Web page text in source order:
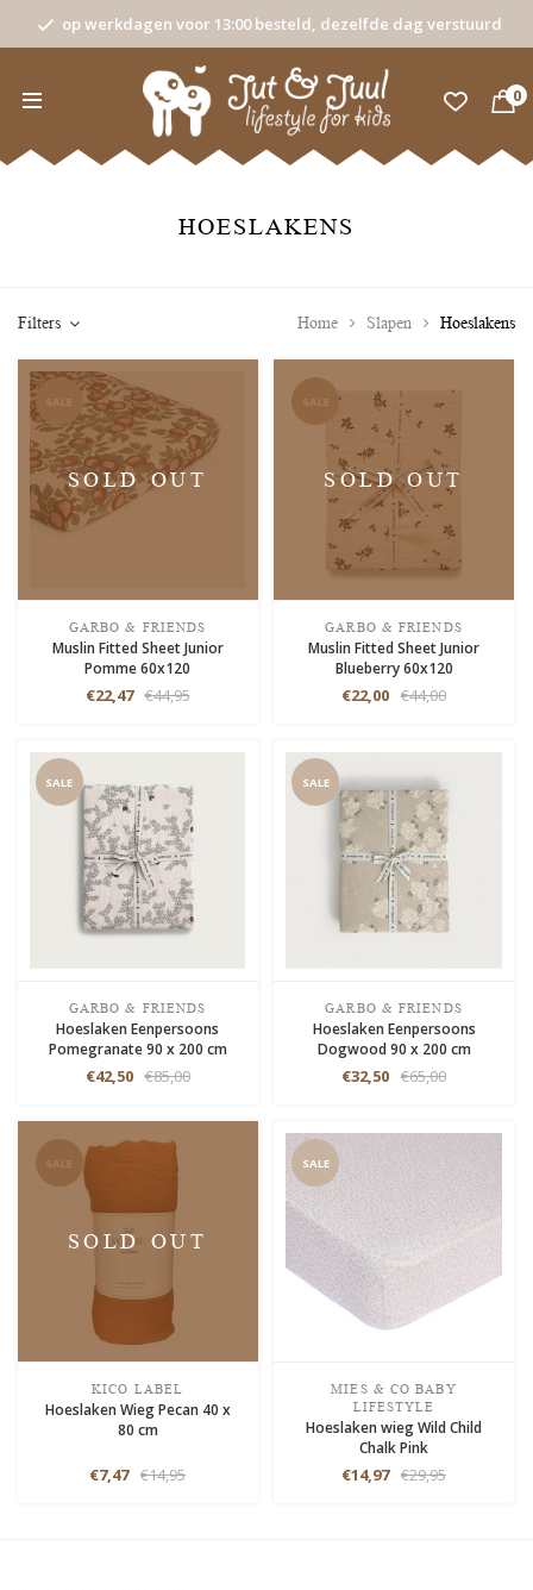
op werkdagen voor 13:00 besteld, dezelfde dag verstuurd
0
HOESLAKENS
Filters Home Slapen Hoeslakens
SALE
SOLD OUT
GARBO & FRIENDS
Muslin Fitted Sheet Junior
Pomme 60x120
€22,47 €44,95
SALE
SOLD OUT
GARBO & FRIENDS
Muslin Fitted Sheet Junior
Blueberry 60x120
€22,00 €44,00
SALE
GARBO & FRIENDS
Hoeslaken Eenpersoons
Pomegranate 90 x 200 cm
€42,50 €85,00
SALE
GARBO & FRIENDS
Hoeslaken Eenpersoons
Dogwood 90 x 200 cm
€32,50 €65,00
SALE
SOLD OUT
KICO LABEL
Hoeslaken Wieg Pecan 40 x
80 cm
€7,47 €14,95
SALE
MIES & CO BABY
LIFESTYLE
Hoeslaken wieg Wild Child
Chalk Pink
€14,97 €29,95